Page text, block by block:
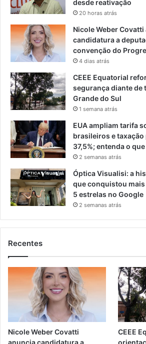
desde reativação
20 horas atrás
Nicole Weber
candidatura a
convenção do
4 dias atrás
CEEE Equatorial
segurança diante de
Grande do Sul
1 semana atrás
EUA ampliam tarifa
brasileiros e taxação
37,5%; entenda o
2 semanas atrás
Óptica Visualisi: a
que conquistou mais
5 estrelas no Google
2 semanas atrás
Recentes
Nicole Weber Covatti
CEEE